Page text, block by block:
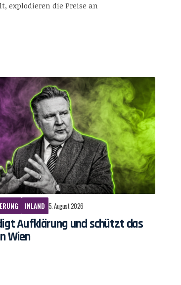
explodieren die Preise an
INLAND 5. August 2026
Aufklärung und schützt das
Wien